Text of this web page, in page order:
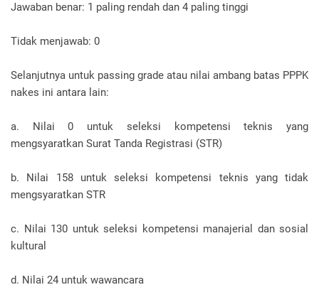
Jawaban benar: 1 paling rendah dan 4 paling tinggi
Tidak menjawab: 0
Selanjutnya untuk passing grade atau nilai ambang batas PPPK
nakes ini antara lain:
a. Nilai 0 untuk seleksi kompetensi teknis yang
mengsyaratkan Surat Tanda Registrasi (STR)
b. Nilai 158 untuk seleksi kompetensi teknis yang tidak
mengsyaratkan STR
c. Nilai 130 untuk seleksi kompetensi manajerial dan sosial
kultural
d. Nilai 24 untuk wawancara